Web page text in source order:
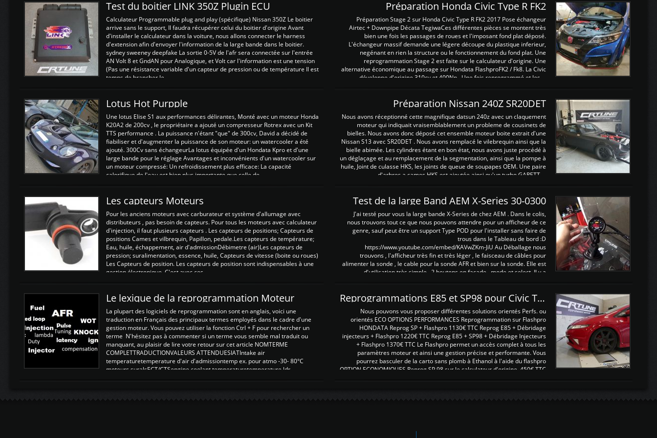
Test du boitier LINK 350Z Plugin ECU
Calculateur Programmable plug and play (spécifique) Nissan 350Z Le boitier
arrive sans le support, Il faudra récupérer celui du boitier d'origine Avant
d'installer le calculateur dans la voiture, nous allons connecter le harness
d'extension afin d'envoyer l'information de la large bande dans le boitier.
sydney sweeney deepfake La sortie 0-5V de l'afr sera connectée sur l'entrée
AN Volt 8 et GndAN pour Analogique, et Volt car l'information est une tension
(Pas une résistance variable d'un capteur de pression ou de température Il est
temps de brancher le ...
Préparation Honda Civic Type R FK2
Préparation Stage 2 sur Honda Civic Type R FK2 2017 Pose échangeur
Airtec + Downpipe Décata TegiwaCes différentes pièces se montent très
bien une fois les passages de roues et l'imposant fond plat déposé.
L'échangeur massif demande une légere découpe du plastique inferieur,
negénant en rien la structure ou le fonctionnement du fond plat. Une
reprogrammation Stage 2 est faite sur le calculateur d'origine. Une
alternative économique au passage sur Hondata FlashproFK2 / Fk8. La Civic
développe d'origine 310cv et 400Nn , Une fois reprogrammé et les ...
Lotus Hot Purpple
Une lotus Elise S1 aux performances délirantes, Monté avec un moteur Honda
K20A2 de 200cv , le propriétaire a ajouté un compresseur Rotrex avec un Kit
TTS performance . La puissance n'étant "que" de 300cv, David a décidé de
fiabiliser et d'augmenter la puissance de son moteur: un watercooler a été
ajouté. 300Cv sans échangeurLa lotus équipée d'un Hondata Kpro et d'une
large bande pour le réglage Avantages et inconvénients d'un watercooler sur
un moteur compressé: Un refroidissement plus efficace: La capacité
calorifique de l'eau est bien plus importante que celle de ...
Préparation Nissan 240Z SR20DET
Nous avons réceptionné cette magnifique datsun 240z avec un claquement
moteur qui indiquait vraisemblablement un probleme de cousinets de
bielles. Nous avons donc déposé cet ensemble moteur boite extrait d'une
Nissan S13 avec SR20DET . Nous avons remplacé le vilebrequin ainsi que la
bielle abimée. Les cylindres étant en bon état, nous avons juste procédé à
un déglaçage et au remplacement de la segmentation, ainsi que la pompe à
huile, Joint de culasse HKS, les joints de queue de soupapes OEM. Une paire
d'arbres a cames HKS est ajoutée ainsi qu'un turbo GARETT ...
Les capteurs Moteurs
Pour les anciens moteurs avec carburateur et système d'allumage avec
distributeurs , pas besoin de capteurs. Pour tous les moteurs avec calculateur
d'injection, il faut plusieurs capteurs . Les capteurs de positions; Capteurs de
positions Cames et vilbrequin, Papillon, pedale.Les capteurs de température;
Eau, huile, échappement, air d'admissionDébimetre (air)Les capteurs de
pression; suralimentation, essence, huile, Capteurs de vitesse (boite ou roues)
Les Capteurs de position. Les capteurs de position sont indispensables à une
gestion électronique. C'est avec ces ...
Test de la large Band AEM X-Series 30-0300
J'ai testé pour vous la large bande X-Series de chez AEM . Dans le colis,
nous trouvons tout ce que nous pouvons attendre pour un afficheur de ce
genre, sauf peut être un support Type POD pour l'installer sans faire de
trous dans le Tableau de bord :D
https://www.youtube.com/embed/KAVwZKm-JiU Au Déballage nous
trouvons , l'afficheur très fin et très léger , le faisceau de câbles pour
alimenter la sonde , le cable pour la sonde AFR et bien sur la sonde. Elle est
d'utilisation très simple , 2 boutons en façade , mode et select. Il y a
Le lexique de la reprogrammation Moteur
La plupart des logiciels de reprogrammation sont en anglais, voici une
traduction en Français des principaux termes employés dans le cadre d'une
gestion moteur. Vous pouvez utiliser la fonction Ctrl + F pour rechercher un
terme N'hésitez pas à commenter si un terme vous semble mal traduit ou
manquant, au plaisir de lire votre retour sur cet article NOMTERME
COMPLETTRADUCTIONVALEURS ATTENDUESIATIntake air
temperaturetemperature d'air d'admissiontemp ex. pour atmo -30- 80°C
moteurs suralsECT/CTSengine coolant temperaturetemperature ldr
Reprogrammations E85 et SP98 pour Civic Type R FN2
Nous pouvons vous proposer différentes solutions orientés Perfs. ou
orientés ECO OPTIONS PERFORMANCES Reprogrammation sur Flashpro
HONDATA Reprog SP + Flashpro 1130€ TTC Reprog E85 + Débridage
injecteurs + Flashpro 1220€ TTC Reprog E85 + SP98 + Débridage Injecteurs
+ Flashpro 1370€ TTC Le Flashpro permet un accès complet à tous les
paramètres moteur et ainsi une gestion précise et performante. Vous
pourrez basculer de la carto sans plomb à Ethanol à l'aide du flashpro
OPTION ECONOMIQUES Reprog SP 98 sur le calculateur d'origine 450€ TTC